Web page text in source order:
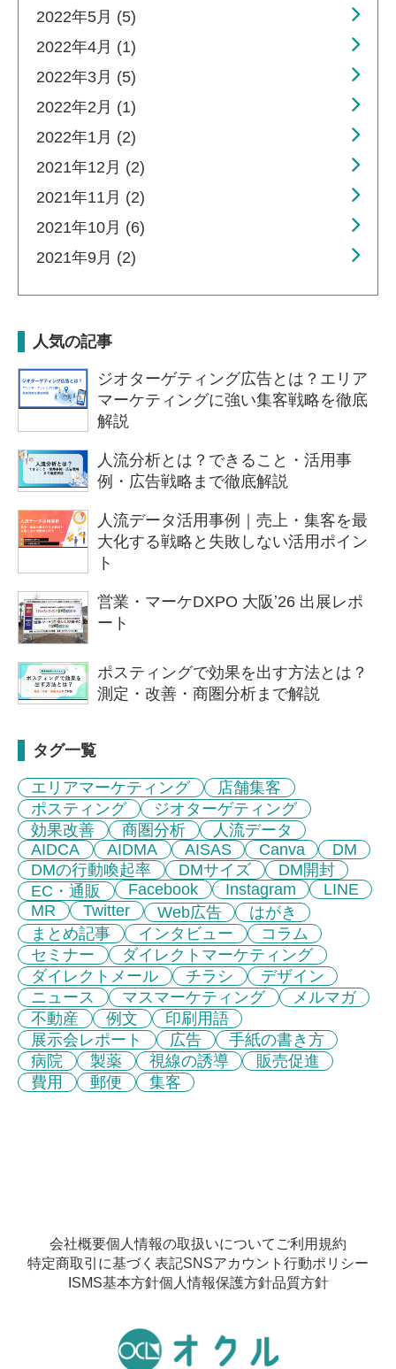
2022年5月 (5)
2022年4月 (1)
2022年3月 (5)
2022年2月 (1)
2022年1月 (2)
2021年12月 (2)
2021年11月 (2)
2021年10月 (6)
2021年9月 (2)
人気の記事
ジオターゲティング広告とは？エリア
マーケティングに強い集客戦略を徹底
解説
人流分析とは？できること・活用事
例・広告戦略まで徹底解説
人流データ活用事例｜売上・集客を最
大化する戦略と失敗しない活用ポイン
ト
営業・マーケDXPO 大阪ʼ26 出展レポ
ート
ポスティングで効果を出す方法とは？
測定・改善・商圏分析まで解説
タグ一覧
エリアマーケティング
店舗集客
ポスティング
ジオターゲティング
効果改善
商圏分析
人流データ
AIDCA
AIDMA AISAS Canva
DM
DMの行動喚起率
DMサイズ
DM開封
EC・通販
Facebook Instagram
LINE
MR
Twitter Web広告
はがき
まとめ記事
インタビュー
コラム
セミナー
ダイレクトマーケティング
ダイレクトメール
チラシ
デザイン
ニュース
マスマーケティング
メルマガ
不動産
例文
印刷用語
展示会レポート
広告
手紙の書き方
病院
製薬 視線の誘導
販売促進
費用
郵便 集客
会社概要個人情報の取扱いについて ご利用規約
特定商取引に基づく表記SNSアカウント行動ポリシー
ISMS基本方針個人情報保護方針品質方針